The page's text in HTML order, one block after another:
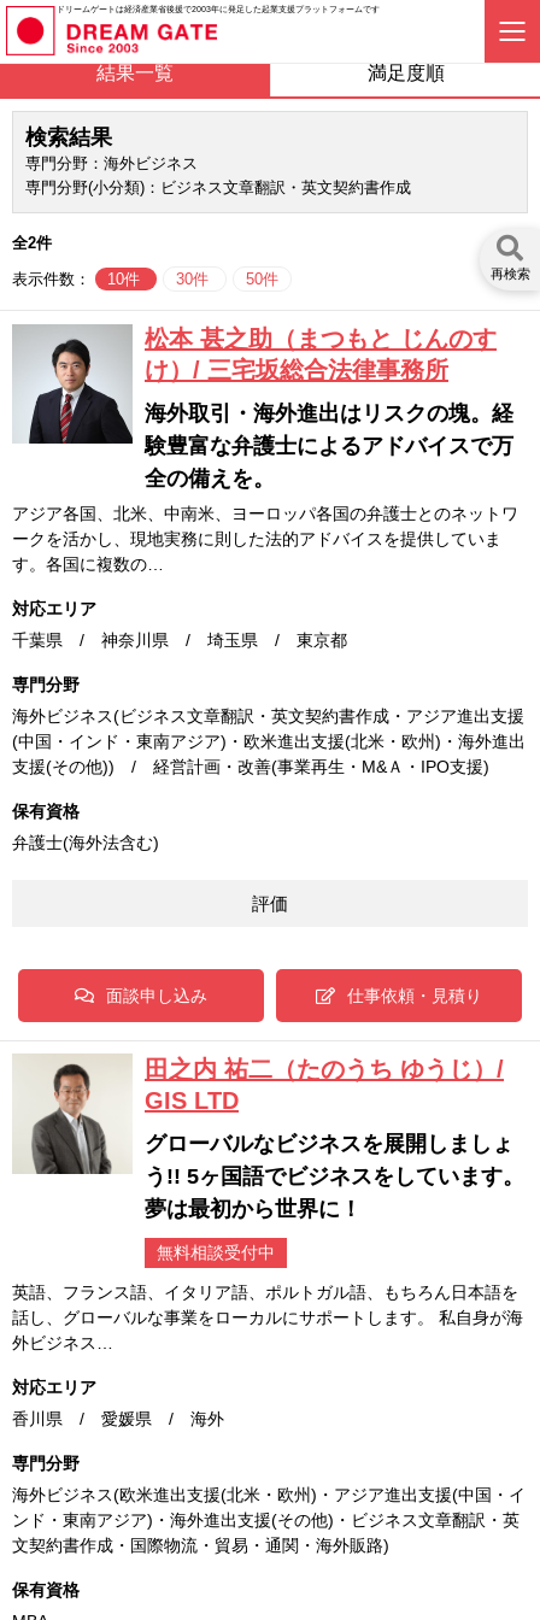
ドリームゲートは経済産業省後援で2003年に発足した起業支援プラットフォームです
結果一覧 満足度順
検索結果
専門分野：海外ビジネス
専門分野(小分類)：ビジネス文章翻訳・英文契約書作成
全2件
表示件数：
10件 30件 50件 再検索
松本 甚之助（まつもと じんのす
け）/ 三宅坂総合法律事務所
海外取引・海外進出はリスクの塊。経
験豊富な弁護士によるアドバイスで万
全の備えを。
アジア各国、北米、中南米、ヨーロッパ各国の弁護士とのネットワ
ークを活かし、現地実務に則した法的アドバイスを提供していま
す。各国に複数の…
対応エリア
千葉県 / 神奈川県 / 埼玉県 / 東京都
専門分野
海外ビジネス(ビジネス文章翻訳・英文契約書作成・アジア進出支援
(中国・インド・東南アジア)・欧米進出支援(北米・欧州)・海外進出
支援(その他)) / 経営計画・改善(事業再生・M&Ａ・IPO支援)
保有資格
弁護士(海外法含む)
評価
面談申し込み 仕事依頼・見積り
田之内 祐二（たのうち ゆうじ）/
GIS LTD
グローバルなビジネスを展開しましょ
う!! 5ヶ国語でビジネスをしています。
夢は最初から世界に！
無料相談受付中
英語、フランス語、イタリア語、ポルトガル語、もちろん日本語を
話し、グローバルな事業をローカルにサポートします。 私自身が海
外ビジネス…
対応エリア
香川県 / 愛媛県 / 海外
専門分野
海外ビジネス(欧米進出支援(北米・欧州)・アジア進出支援(中国・イ
ンド・東南アジア)・海外進出支援(その他)・ビジネス文章翻訳・英
文契約書作成・国際物流・貿易・通関・海外販路)
保有資格